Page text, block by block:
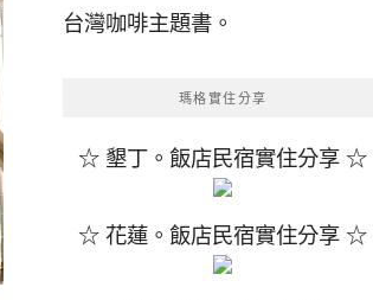
台灣咖啡主題書。
瑪格實住分享
☆ 墾丁。飯店民宿實住分享 ☆
☆ 花蓮。飯店民宿實住分享 ☆